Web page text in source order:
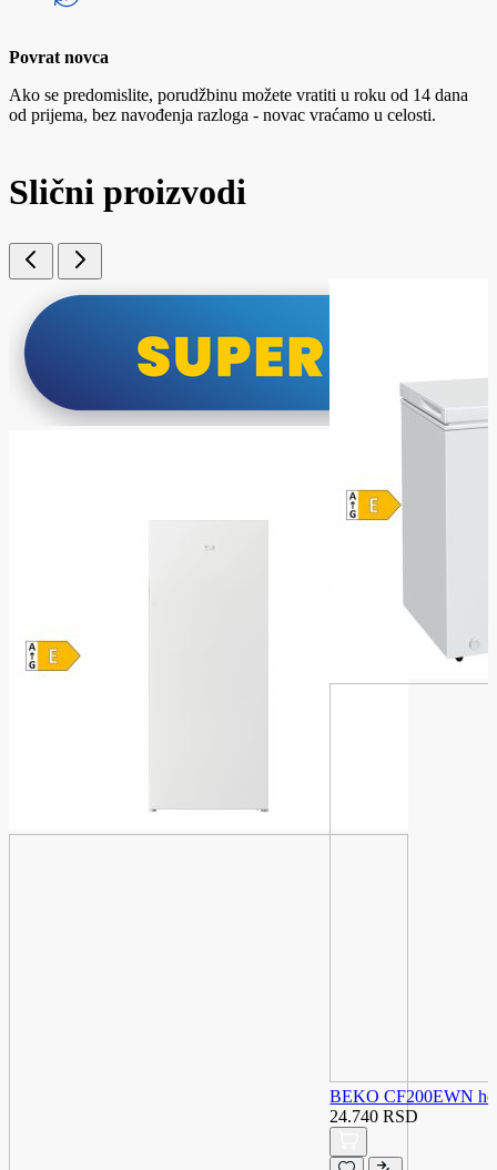
Povrat novca
Ako se predomislite, porudžbinu možete vratiti u roku od 14 dana
od prijema, bez navođenja razloga - novac vraćamo u celosti.
Slični proizvodi
BEKO CF200EWN
24.740 RSD